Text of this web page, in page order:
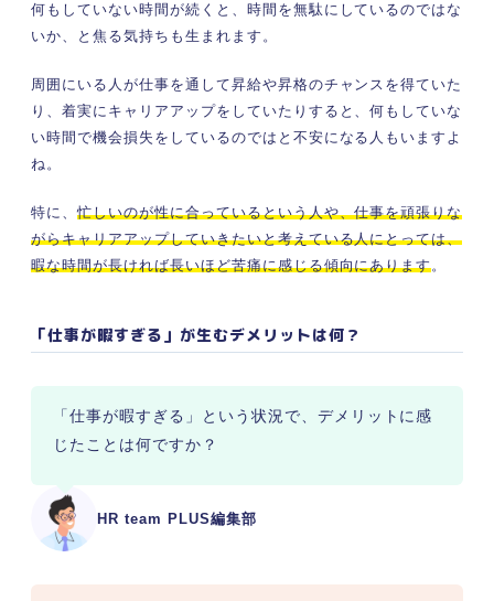
何もしていない時間が続くと、時間を無駄にしているのではな
いか、と焦る気持ちも生まれます。
周囲にいる人が仕事を通して昇給や昇格のチャンスを得ていた
り、着実にキャリアアップをしていたりすると、何もしていな
い時間で機会損失をしているのではと不安になる人もいますよ
ね。
特に、忙しいのが性に合っているという人や、仕事を頑張りな
がらキャリアアップしていきたいと考えている人にとっては、
暇な時間が長ければ長いほど苦痛に感じる傾向にあります。
「仕事が暇すぎる」が生むデメリットは何？
HR team PLUS編集部
「仕事が暇すぎる」という状況で、デメリットに感
じたことは何ですか？